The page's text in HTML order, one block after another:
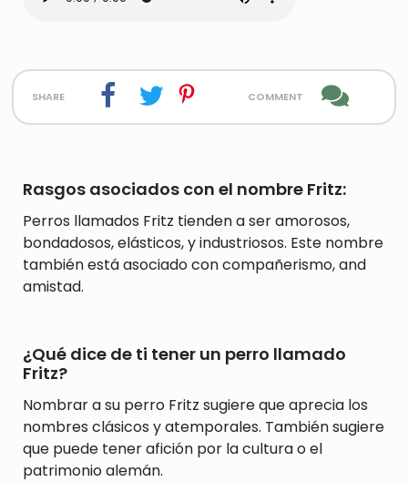
share comment
Rasgos asociados con el nombre Fritz:
Perros llamados Fritz tienden a ser amorosos,
bondadosos, elásticos, y industriosos. Este nombre
también está asociado con compañerismo, and
amistad.
¿Qué dice de ti tener un perro llamado
Fritz?
Nombrar a su perro Fritz sugiere que aprecia los
nombres clásicos y atemporales. También sugiere
que puede tener afición por la cultura o el
patrimonio alemán.